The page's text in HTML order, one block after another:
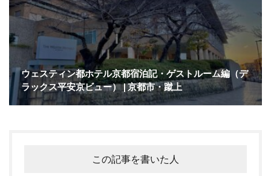
ウェスティン都ホテル京都宿泊記・ゲストルーム編（デ
ラックス平安京ビュー） | 京都市・蹴上
この記事を書いた人